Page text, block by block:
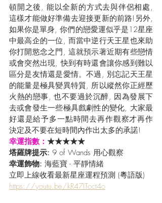
頓開之後, 能以全新的方式去與伴侶相處,
這樣才能做好準備去迎接更新的前路!另外,
如果你是單身, 你們的戀愛運似乎是12星座
中最高企的一位, 而當中逆行天王星也來助
你打開慾念之門, 這就預示著近期有些戀情
或會突然出現, 快到有時還會讓你感到難以
區分是友情還是愛情。不過, 別忘記天王星
的能量是極具變異特質, 所以縱然你正經歷
火熱的戀事, 也不要過於沉醉, 因為發展下
去或會發生一些極具戲劇性的變化, 大家最
好還是給予多一點時間去再作觀察才再作
決定及不要在短時間內作出太多的承諾!
幸運指數： ★★★★★
塔羅牌提示: 9 of Wands 用心觀察
幸運飾物: 海藍寶 - 平靜情緒
立即上線收看最新星座運程預測 (粵語版)
https://youtu.be/kR47lToct4o